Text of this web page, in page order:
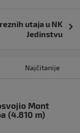
utaja u NK
Jedinstvu
Najčitanije
Mont
(4.810 m)